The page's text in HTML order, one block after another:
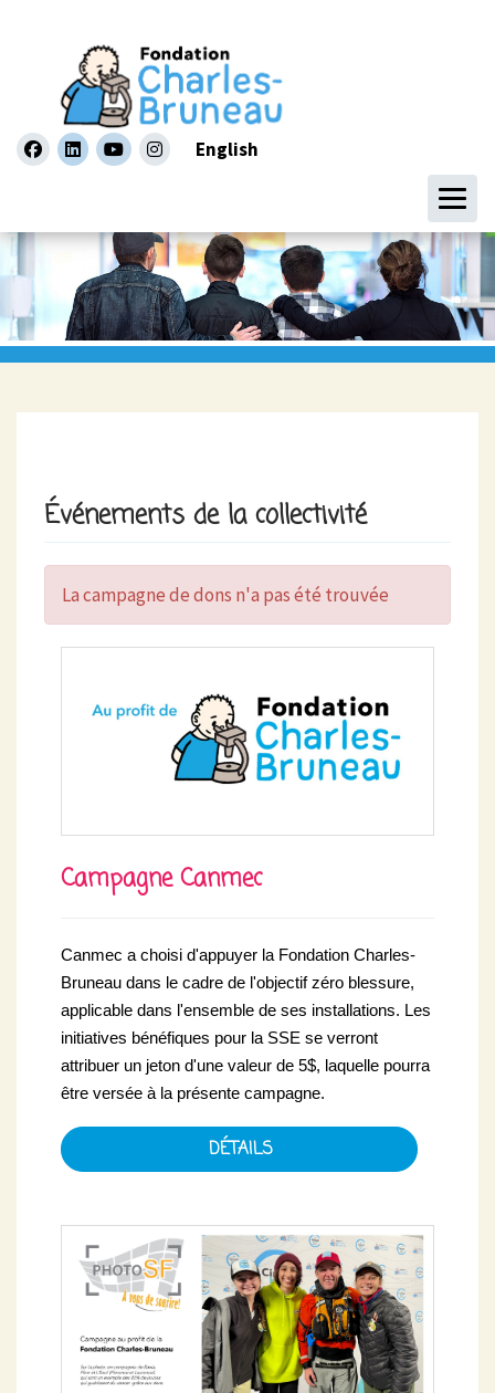
facebooklinkedinyoutubeinstagramEnglish
Événements de la collectivité
La campagne de dons n'a pas été trouvée
Campagne Canmec
Canmec a choisi d'appuyer la Fondation Charles-
Bruneau dans le cadre de l'objectif zéro blessure,
applicable dans l'ensemble de ses installations. Les
initiatives bénéfiques pour la SSE se verront
attribuer un jeton d'une valeur de 5$, laquelle pourra
être versée à la présente campagne.
DÉTAILS